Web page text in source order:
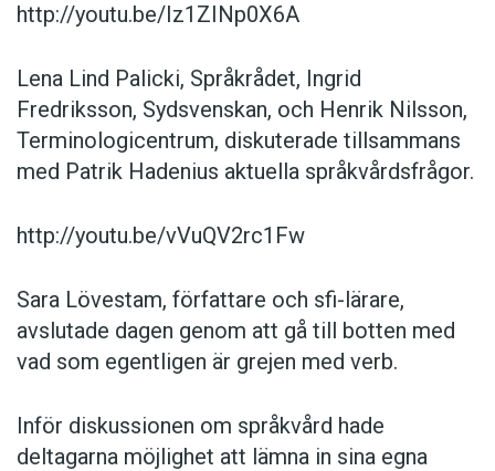
http://youtu.be/Iz1ZINp0X6A
Lena Lind Palicki, Språkrådet, Ingrid
Fredriksson, Sydsvenskan, och Henrik Nilsson,
Terminologicentrum, diskuterade tillsammans
med Patrik Hadenius aktuella språkvårdsfrågor.
http://youtu.be/vVuQV2rc1Fw
Sara Lövestam, författare och sfi-lärare,
avslutade dagen genom att gå till botten med
vad som egentligen är grejen med verb.
Inför diskussionen om språkvård hade
deltagarna möjlighet att lämna in sina egna